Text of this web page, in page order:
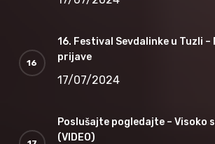
16. Festival Sevdalinke u Tuzli –
prijave
17/07/2024
Poslušajte pogledajte – Visoko
(VIDEO)